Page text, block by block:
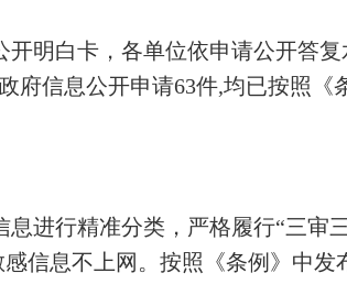
明白卡，各单位依申请公开答复
府信息公开申请63件,均已按照《
进行精准分类，严格履行“三审
信息不上网。按照《条例》中发